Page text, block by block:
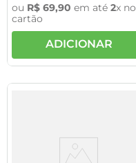
ou R$ 69,90 em até 2x no
cartão
ADICIONAR